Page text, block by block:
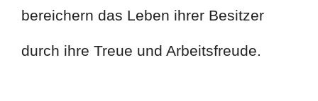
bereichern das Leben ihrer Besitzer
durch ihre Treue und Arbeitsfreude.